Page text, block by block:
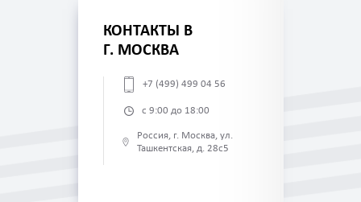
КОНТАКТЫ В
Г. МОСКВА
+7 (499) 499 04 56
с 9:00 до 18:00
Россия, г. Москва, ул.
Ташкентская, д. 28с5